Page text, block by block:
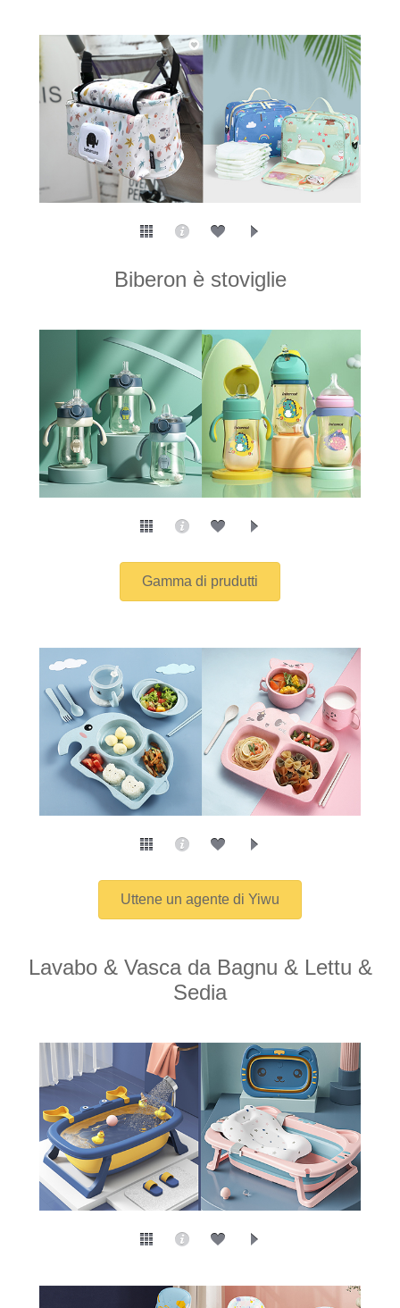
Biberon è stoviglie
Gamma di prudutti
Uttene un agente di Yiwu
Lavabo & Vasca da Bagnu & Lettu &
Sedia